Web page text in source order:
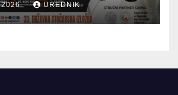
2026. UREDNIK